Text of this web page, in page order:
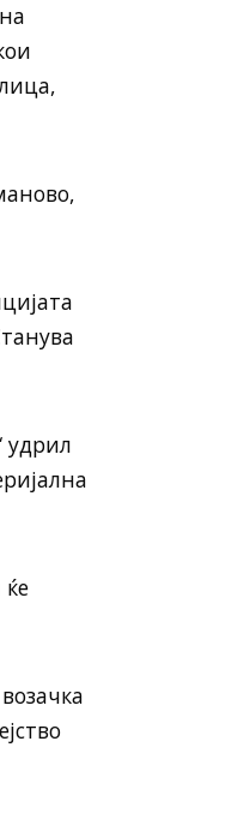
удрил